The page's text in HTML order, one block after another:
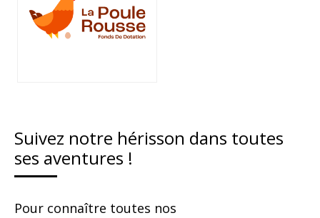
Suivez notre hérisson dans toutes
ses aventures !
Pour connaître toutes nos